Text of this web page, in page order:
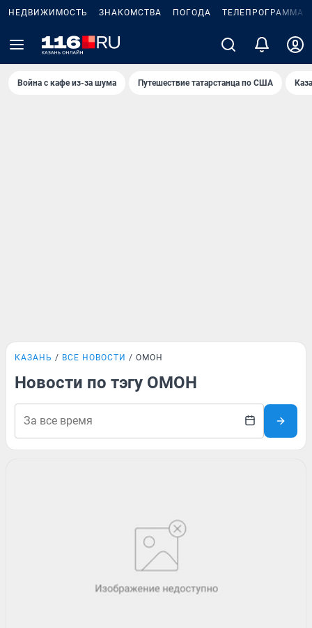
НЕДВИЖИМОСТЬ ЗНАКОМСТВА ПОГОДА ТЕЛЕПРОГРАММА
Война с кафе из-за шума Путешествие татарстанца по США
КАЗАНЬ ВСЕ НОВОСТИ ОМОН
Новости по тэгу ОМОН